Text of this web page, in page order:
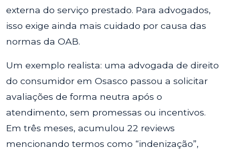
externa do serviço prestado. Para advogados,
isso exige ainda mais cuidado por causa das
normas da OAB.
Um exemplo realista: uma advogada de direito
do consumidor em Osasco passou a solicitar
avaliações de forma neutra após o
atendimento, sem promessas ou incentivos.
Em três meses, acumulou 22 reviews
mencionando termos como “indenização”,